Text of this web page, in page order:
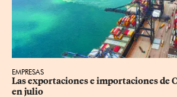
EMPRESAS
Las exportaciones e importaciones de
en julio